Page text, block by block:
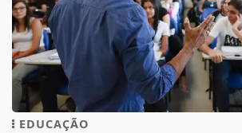
EDUCAÇÃO